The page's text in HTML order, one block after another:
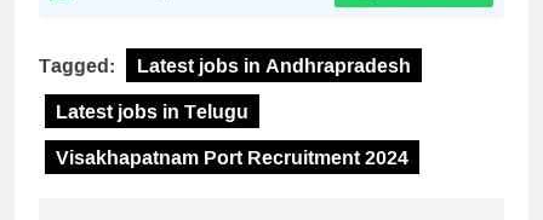
Tagged:
Latest jobs in Andhrapradesh
Latest jobs in Telugu
Visakhapatnam Port Recruitment 2024